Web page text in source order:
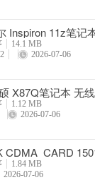
Inspiron 11z笔记
14.1 MB
2026-07-06
X87Q笔记本 无
1.12 MB
2026-07-06
CDMA_CARD
1.84 MB
2026-07-06